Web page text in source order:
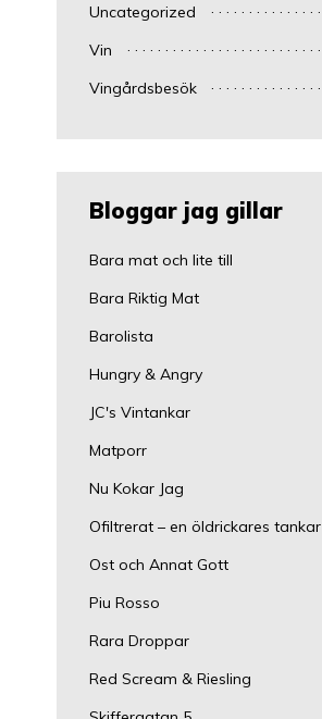
Uncategorized
Vin
Vingårdsbesök
Bloggar jag gillar
Bara mat och lite till
Bara Riktig Mat
Barolista
Hungry & Angry
JC's Vintankar
Matporr
Nu Kokar Jag
Ofiltrerat – en öldrickares tankar
Ost och Annat Gott
Piu Rosso
Rara Droppar
Red Scream & Riesling